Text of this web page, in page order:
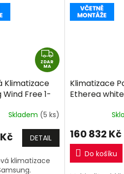
Z
D
A
ZDAR
MA
Klimatizace
Wind Free 1-
split R32
Skladem (5 ks)
DETAIL
klimatizace
Klimatizace
Etherea
2kW) Multi-
včetně
160 832 Kč
Do košíku